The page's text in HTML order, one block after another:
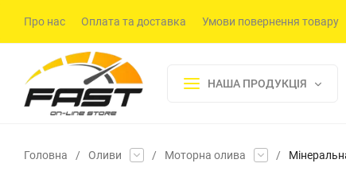
Про нас Оплата та доставка Умови повернення товару
НАША ПРОДУКЦІЯ
Головна / Оливи / Моторна олива /